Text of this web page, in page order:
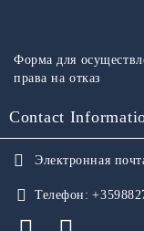
Форма для
права на отказ
Contact
Электронная
Телефон: